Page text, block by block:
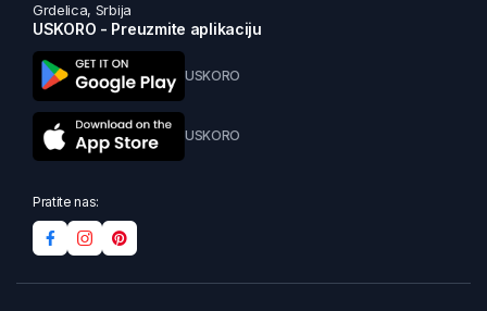
Grdelica, Srbija
USKORO - Preuzmite aplikaciju
USKORO
USKORO
Pratite nas: